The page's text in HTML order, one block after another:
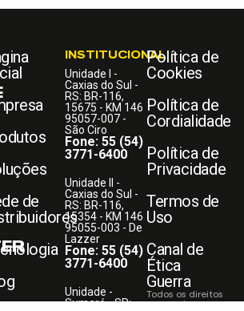
de
INSTITUCIONAL
Unidade I -
Caxias do Sul -
RS: BR-116,
15675 - KM 146
95057-007 -
São Ciro
Fone: 55 (54)
3771-6400
Unidade II -
Caxias do Sul -
RS: BR-116,
15354 - KM 146
95055-003 - De
Lazzer
Fone: 55 (54)
3771-6400
Unidade -
Sumaré - SP:
Política de
Cookies
Política de
Cordialidade
Política de
Privacidade
Termos de
Uso
Canal de
Ética
Guerra
Todos os direitos
reservados.